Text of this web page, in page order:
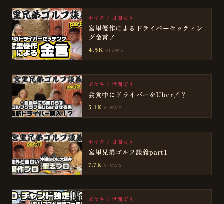
ボヤキ / 世間切り
宮里優作によるドライバーセッティン
グ金言！
4.5K views
ボヤキ / 世間切り
会食中にドライバーをUber！？
5.1K views
ボヤキ / 世間切り
宮里兄弟ゴルフ談義part1
7.7K views
ボヤキ / 世間切り